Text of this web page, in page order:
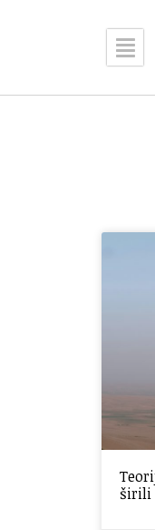
širili